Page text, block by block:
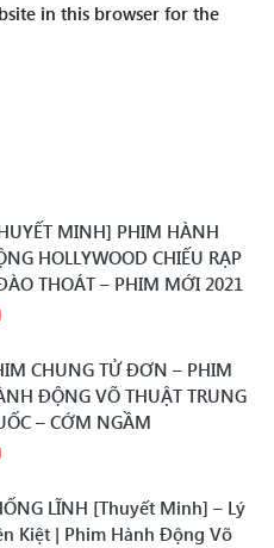
in this browser for the
MINH] PHIM HÀNH
HOLLYWOOD CHIẾU RẠP
THOÁT – PHIM MỚI 2021
CHUNG TỬ ĐƠN – PHIM
ĐỘNG VÕ THUẬT TRUNG
– CỚM NGẦM
LĨNH [Thuyết Minh] – Lý
Kiệt | Phim Hành Động Võ